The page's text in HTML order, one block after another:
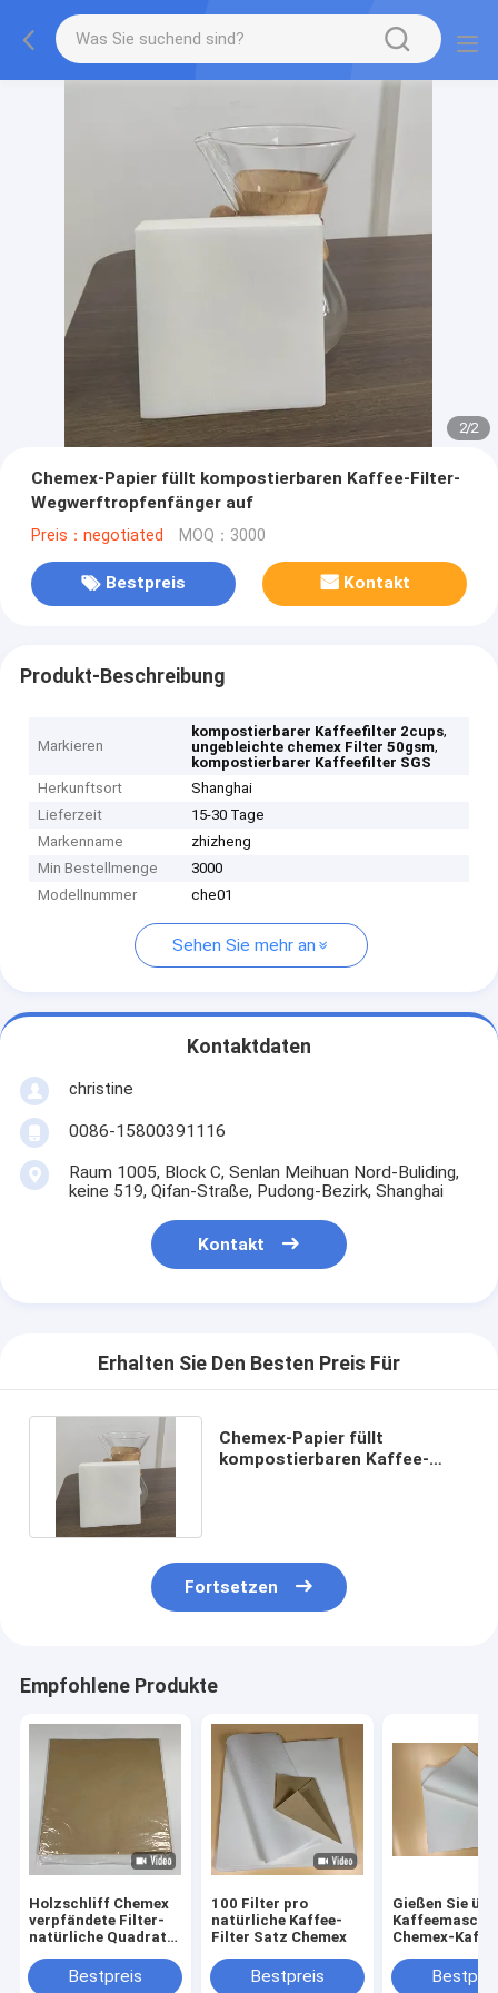
2/2
Chemex-Papier füllt kompostierbaren Kaffee-Filter-
Wegwerftropfenfänger auf
Preis：negotiated MOQ：3000
Bestpreis Kontakt
Produkt-Beschreibung
Markieren
kompostierbarer Kaffeefilter 2cups,
ungebleichte chemex Filter 50gsm,
kompostierbarer Kaffeefilter SGS
Herkunftsort
Shanghai
Lieferzeit
15-30 Tage
Markenname
zhizheng
Min Bestellmenge
3000
Modellnummer
che01
Sehen Sie mehr an
Kontaktdaten
christine
0086-15800391116
Raum 1005, Block C, Senlan Meihuan Nord-Buliding,
keine 519, Qifan-Straße, Pudong-Bezirk, Shanghai
Kontakt
Erhalten Sie Den Besten Preis Für
Chemex-Papier füllt
kompostierbaren Kaffee-
Fortsetzen
Empfohlene Produkte
Holzschliff Chemex
verpfändete Filter-
natürliche Quadrat-
ExtraktionBestpreis
100 Filter pro
natürliche Kaffee-
Filter Satz Chemex
Bestpreis
Gießen Sie
Chemex-